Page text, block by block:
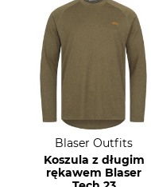
Blaser Outfits
Koszula z długim
rękawem Blaser